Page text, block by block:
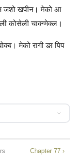
जशो खपीन। मेको आ
कोसेली चाक्‍ग्‍मेक्‍ल।
मेको रागी ङा पिप
Chapter 77 ›